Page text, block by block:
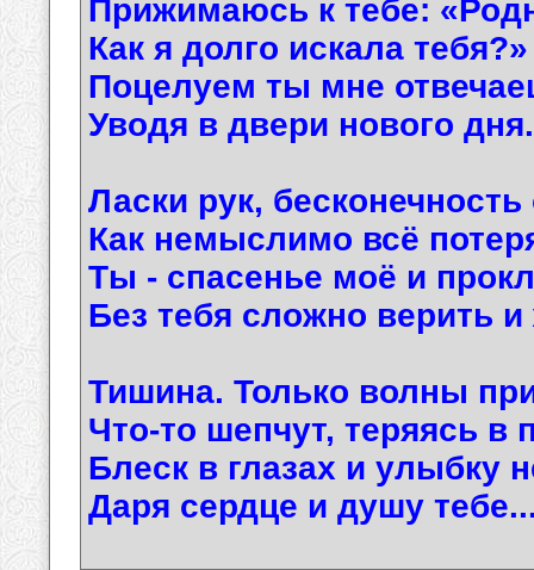
Прижимаюсь к тебе:
Как я долго искала тебя?»
Поцелуем ты мне
Уводя в двери нового
Ласки рук,
Как немыслимо всё
Ты - спасенье моё и
Без тебя сложно верить
Тишина. Только волны
Что-то шепчут, теряясь в
Блеск в глазах и улыбку
Даря сердце и душу